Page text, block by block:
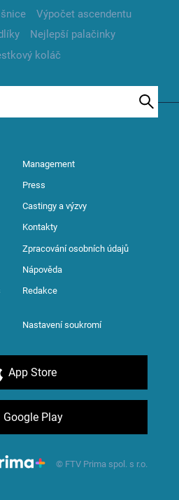
Výpočet ascendentu
Nejlepší palačinky
koláč
Management
Press
Castingy a výzvy
Kontakty
Zpracování osobních údajů
Nápověda
Redakce
Nastavení soukromí
App Store
Google Play
© FTV Prima spol. s r.o.